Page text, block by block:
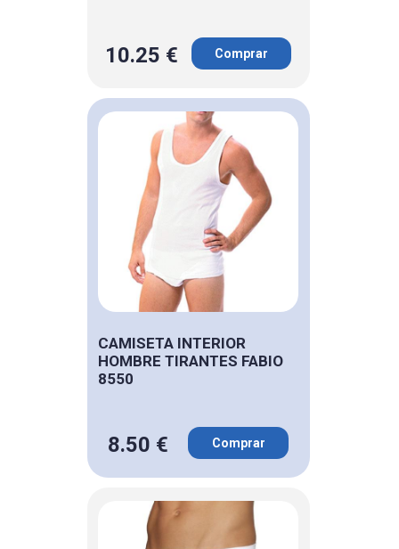
10.25 € Comprar
CAMISETA INTERIOR
HOMBRE TIRANTES FABIO
8550
8.50 € Comprar